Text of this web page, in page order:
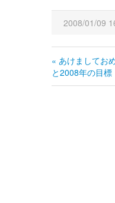
2008/01/09
« あけましてお
と2008年の目標